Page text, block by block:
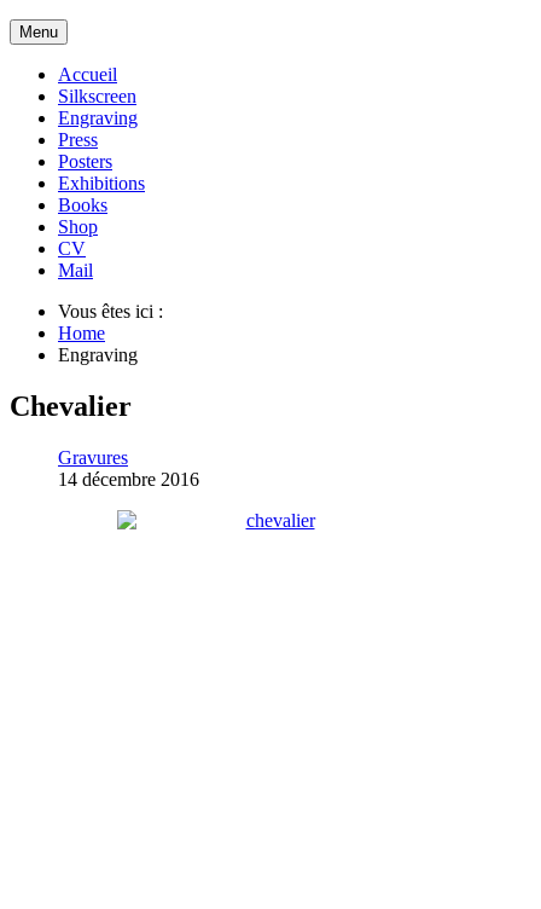
Menu
Accueil
Silkscreen
Engraving
Press
Posters
Exhibitions
Books
Shop
CV
Mail
Vous êtes ici :
Home
Engraving
Chevalier
Gravures
14 décembre 2016